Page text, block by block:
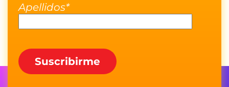
Apellidos*